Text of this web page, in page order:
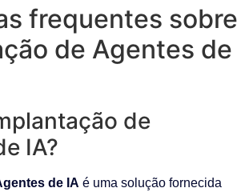
frequentes sobre
de Agentes de
de
IA?
de IA é uma solução fornecida